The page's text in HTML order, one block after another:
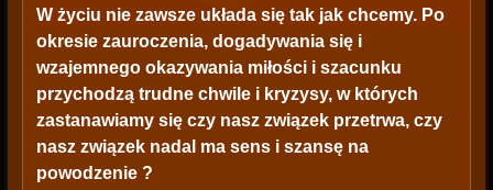
W życiu nie zawsze układa się tak jak chcemy. Po
okresie zauroczenia, dogadywania się i
wzajemnego okazywania miłości i szacunku
przychodzą trudne chwile i kryzysy, w których
zastanawiamy się czy nasz związek przetrwa, czy
nasz związek nadal ma sens i szansę na
powodzenie ?